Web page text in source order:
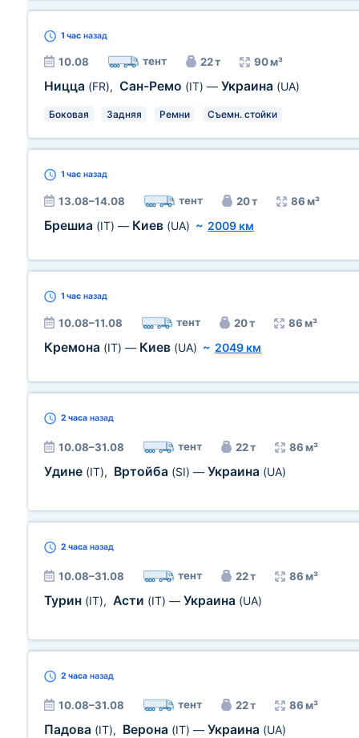
1 час назад
10.08 тент 22 т 90 м³
Ницца (FR), Сан-Ремо (IT) — Украина (UA)
Боковая Задняя Ремни Съемн. стойки
1 час назад
13.08–14.08 тент 20 т 86 м³
Брешиа (IT) — Киев (UA) ~ 2009 км
1 час назад
10.08–11.08 тент 20 т 86 м³
Кремона (IT) — Киев (UA) ~ 2049 км
2 часа назад
10.08–31.08 тент 22 т 86 м³
Удине (IT), Вртойба (SI) — Украина (UA)
2 часа назад
10.08–31.08 тент 22 т 86 м³
Турин (IT), Асти (IT) — Украина (UA)
2 часа назад
10.08–31.08 тент 22 т 86 м³
Падова (IT), Верона (IT) — Украина (UA)